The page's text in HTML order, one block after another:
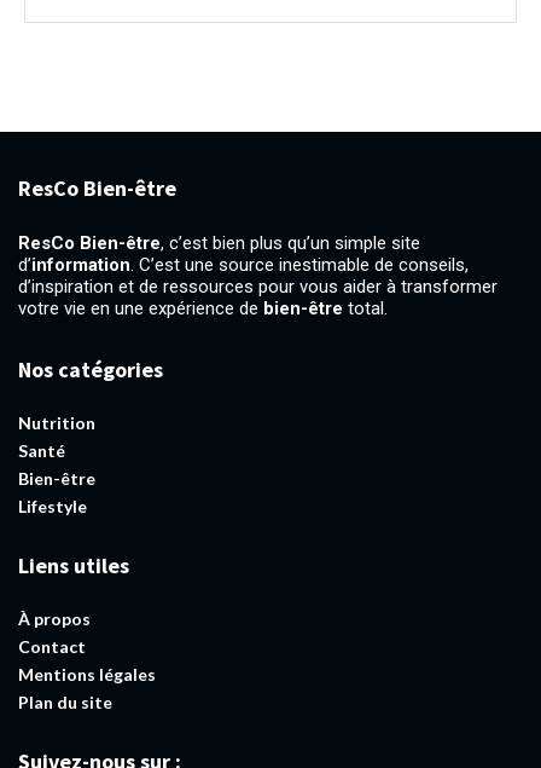
ResCo Bien-être
ResCo Bien-être, c’est bien plus qu’un simple site
d’information. C’est une source inestimable de conseils,
d’inspiration et de ressources pour vous aider à transformer
votre vie en une expérience de bien-être total.
Nos catégories
Nutrition
Santé
Bien-être
Lifestyle
Liens utiles
À propos
Contact
Mentions légales
Plan du site
Suivez-nous sur :